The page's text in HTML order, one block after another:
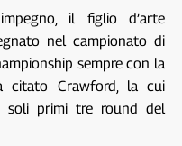
il figlio d’arte
nel campionato di
sempre con la
citato Crawford, la cui
soli primi tre round del